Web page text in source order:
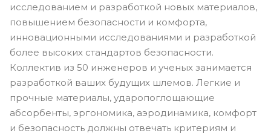
исследованием и разработкой новых материалов,
повышением безопасности и комфорта,
инновационными исследованиями и разработкой
более высоких стандартов безопасности.
Коллектив из 50 инженеров и ученых занимается
разработкой ваших будущих шлемов. Легкие и
прочные материалы, ударопоглощающие
абсорбенты, эргономика, аэродинамика, комфорт
и безопасность должны отвечать критериям и